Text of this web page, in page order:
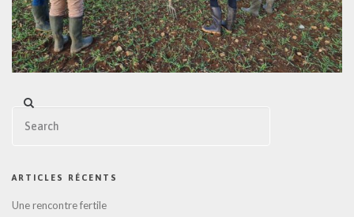
ARTICLES RÉCENTS
Une rencontre fertile